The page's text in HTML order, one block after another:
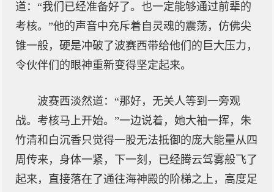
道：“我们已经准备好了。也一定能够通过前辈的
考核。”他的声音中充斥着自灵魂的震荡，仿佛尖
锥一般，硬是冲破了波赛西带给他们的巨大压力，
令伙伴们的眼神重新变得坚定起来。
波赛西淡然道：“那好，无关人等到一旁观
战。考核马上开始。”一边说着，她大袖一挥，朱
竹清和白沉香只觉得一股无法抵御的庞大能量从四
周传来，身体一紧，下一刻，已经腾云驾雾般飞了
起来，直接落在了通往海神殿的阶梯之上，高度足